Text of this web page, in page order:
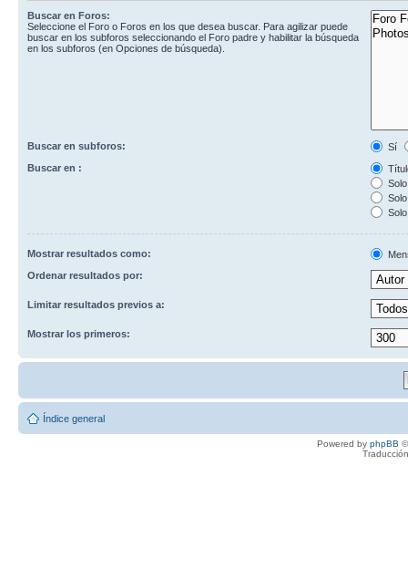
Buscar en Foros:
Seleccione el Foro o Foros en los que desea buscar. Para agilizar puede
buscar en los subforos seleccionando el Foro padre y habilitar la búsqueda
en los subforos (en Opciones de búsqueda).
Buscar en subforos:
Sí
Buscar en :
Mostrar resultados como:
Ordenar resultados por:
Limitar resultados previos a:
Mostrar los primeros:
Índice general
Powered by phpBB